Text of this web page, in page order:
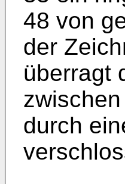
48 von
der
überragt
durch